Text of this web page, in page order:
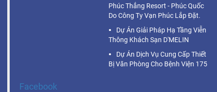
Phúc Thắng Resort - Phúc Quốc
Do Công Ty Vạn Phúc Lắp Đặt.
Dự Án Giải Pháp Hạ Tầng Viễn
Thông Khách Sạn D'MELIN
Dự Án Dịch Vụ Cung Cấp Thiết
Bị Văn Phòng Cho Bệnh Viện 175
Facebook